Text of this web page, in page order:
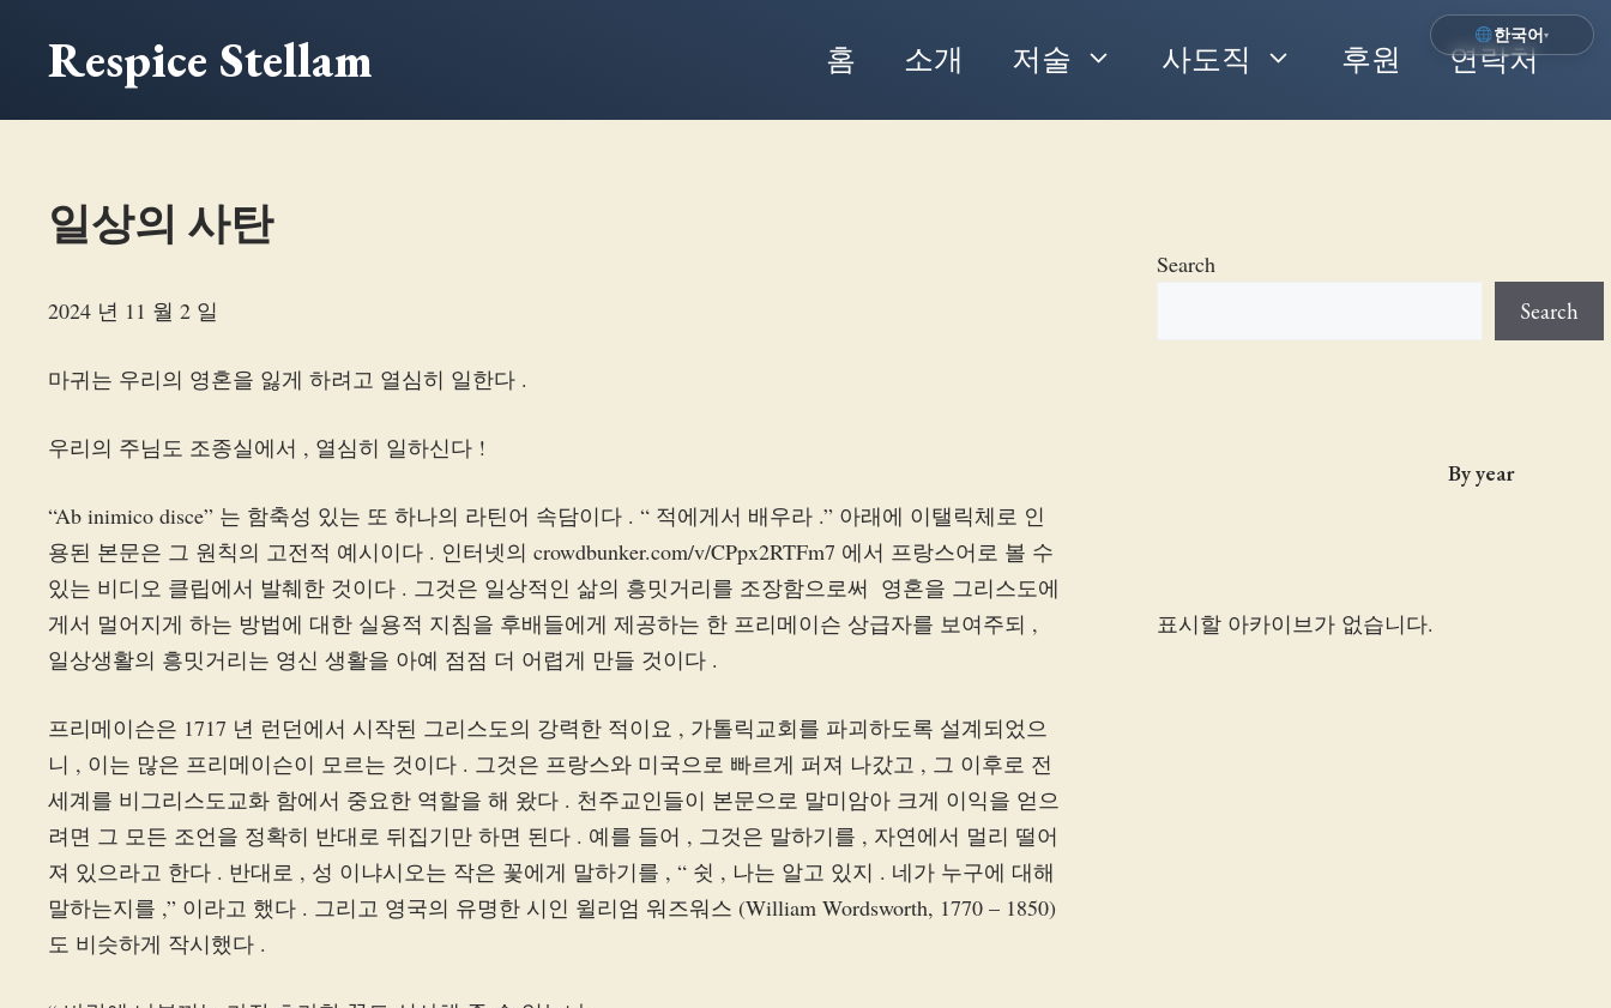
한국어▾
로
Respice Stellam 홈 소개 저술 사도직 후원 연락처
일상의 사탄
2024 년 11 월 2 일
마귀는 우리의 영혼을 잃게 하려고 열심히 일한다 .
우리의 주님도 조종실에서 , 열심히 일하신다 !
“Ab inimico disce” 는 함축성 있는 또 하나의 라틴어 속담이다 . “ 적에게서 배우라 .” 아래에 이탤릭체로 인
용된 본문은 그 원칙의 고전적 예시이다 . 인터넷의 crowdbunker.com/v/CPpx2RTFm7 에서 프랑스어로 볼 수
있는 비디오 클립에서 발췌한 것이다 . 그것은 일상적인 삶의 흥밋거리를 조장함으로써 ​​ 영혼을 그리스도에
게서 멀어지게 하는 방법에 대한 실용적 지침을 후배들에게 제공하는 한 프리메이슨 상급자를 보여주되 ,
일상생활의 흥밋거리는 영신 생활을 아예 점점 더 어렵게 만들 것이다 .
프리메이슨은 1717 년 런던에서 시작된 그리스도의 강력한 적이요 , 가톨릭교회를 파괴하도록 설계되었으
니 , 이는 많은 프리메이슨이 모르는 것이다 . 그것은 프랑스와 미국으로 빠르게 퍼져 나갔고 , 그 이후로 전
세계를 비그리스도교화 함에서 중요한 역할을 해 왔다 . 천주교인들이 본문으로 말미암아 크게 이익을 얻으
려면 그 모든 조언을 정확히 반대로 뒤집기만 하면 된다 . 예를 들어 , 그것은 말하기를 , 자연에서 멀리 떨어
져 있으라고 한다 . 반대로 , 성 이냐시오는 작은 꽃에게 말하기를 , “ 쉿 , 나는 알고 있지 . 네가 누구에 대해
말하는지를 ,” 이라고 했다 . 그리고 영국의 유명한 시인 윌리엄 워즈워스 (William Wordsworth, 1770 – 1850)
도 비슷하게 작시했다 .
Search
Search
By year
표시할 아카이브가 없습니다.